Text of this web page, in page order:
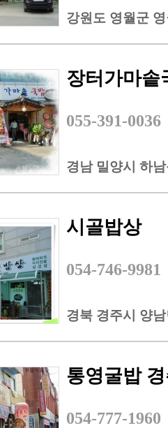
강원도 영월군
장터가마솥
055-391-0036
경남 밀양시 하
시골밥상
054-746-9981
경북 경주시 양
통영굴밥
054-777-1960